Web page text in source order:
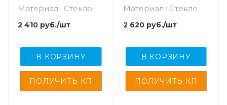
Материал : Стекло
2 410 руб./шт
В КОРЗИНУ
Материал : Стекло
2 620руб./шт
В КОРЗИНУ